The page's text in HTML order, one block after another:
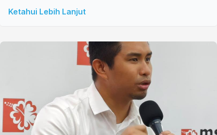
Ketahui Lebih Lanjut